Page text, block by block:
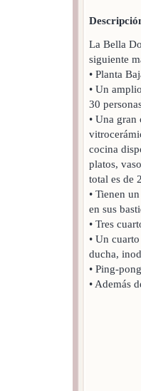
La Bella
siguiente
• Planta
• Un
30
• Una
cocina
platos,
total es de
• Tienen
en sus
• Tres
• Un
ducha,
• Ping-
• Además